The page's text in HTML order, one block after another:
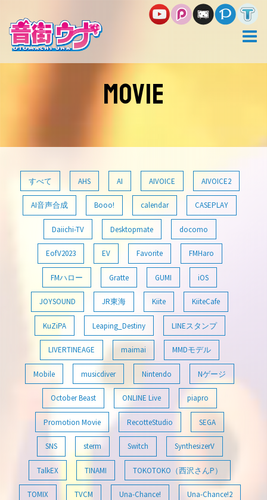
コ
ン
テ
ン
ツ
へ
ス
キ
ッ
プ
MOVIE
すべて AHS AI AIVOICE AIVOICE2
AI音声合成 Booo! calendar CASEPLAY
Daiichi-TV Desktopmate docomo
EofV2023 EV Favorite FMHaro
FMハロー Gratte GUMI iOS
JOYSOUND JR東海 Kiite KiiteCafe
KuZiPA Leaping_Destiny LINEスタンプ
LIVERTINEAGE maimai MMDモデル
Mobile musicdiver Nintendo Nゲージ
October Beast ONLINE Live piapro
Promotion Movie RecotteStudio SEGA
SNS sterm Switch SynthesizerV
TalkEX TINAMI TOKOTOKO（西沢さんP）
TOMIX TVCM Una-Chance! Una-Chance!2